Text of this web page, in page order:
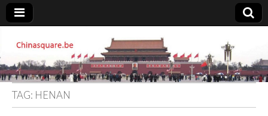
Chinasquare.be
TAG: HENAN